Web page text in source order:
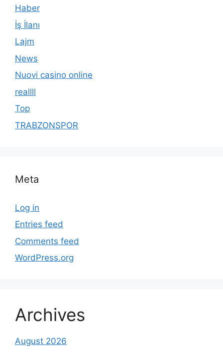
Haber
İş İlanı
Lajm
News
Nuovi casino online
reallll
Top
TRABZONSPOR
Meta
Log in
Entries feed
Comments feed
WordPress.org
Archives
August 2026